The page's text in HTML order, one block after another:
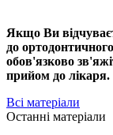
Якщо Ви
до
обов'язково
прийом до лікаря.
Всі матеріали
Останні матеріали